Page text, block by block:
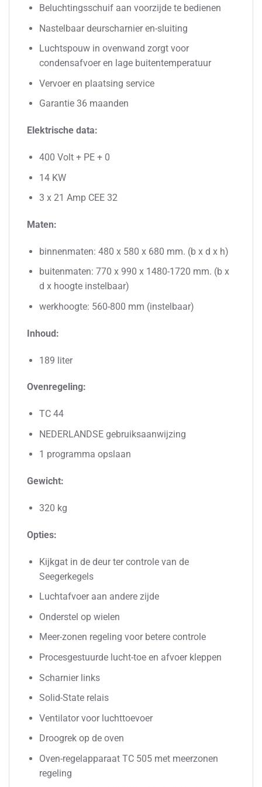
Beluchtingsschuif aan voorzijde te bedienen
Nastelbaar deurscharnier en-sluiting
Luchtspouw in ovenwand zorgt voor
condensafvoer en lage buitentemperatuur
Vervoer en plaatsing service
Garantie 36 maanden
Elektrische data:
400 Volt + PE + 0
14 KW
3 x 21 Amp CEE 32
Maten:
binnenmaten: 480 x 580 x 680 mm. (b x d x h)
buitenmaten: 770 x 990 x 1480-1720 mm. (b x
d x hoogte instelbaar)
werkhoogte: 560-800 mm (instelbaar)
Inhoud:
189 liter
Ovenregeling:
TC 44
NEDERLANDSE gebruiksaanwijzing
1 programma opslaan
Gewicht:
320 kg
Opties:
Kijkgat in de deur ter controle van de
Seegerkegels
Luchtafvoer aan andere zijde
Onderstel op wielen
Meer-zonen regeling voor betere controle
Procesgestuurde lucht-toe en afvoer kleppen
Scharnier links
Solid-State relais
Ventilator voor luchttoevoer
Droogrek op de oven
Oven-regelapparaat TC 505 met meerzonen
regeling